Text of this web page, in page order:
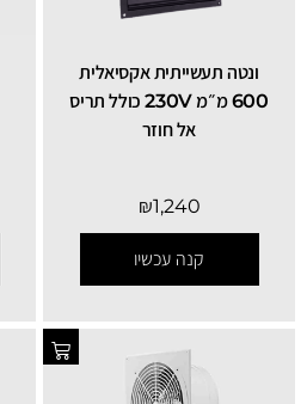
ונטה תעשייתית אקסיאלית
600 מ״מ 230V כולל תריס
אל חוזר
₪1,240
קנה עכשיו